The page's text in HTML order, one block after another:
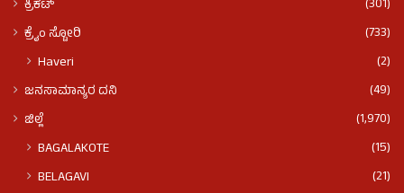
ಕ್ರಿಕೆಟ್
(301)
ಕ್ರೈಂ ಸ್ಟೋರಿ
(733)
Haveri (2)
ಜನಸಾಮಾನ್ಯರ ದನಿ
(49)
ಜಿಲ್ಲೆ
(1,970)
BAGALAKOTE
(15)
BELAGAVI
(21)